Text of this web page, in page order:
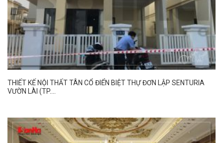
THIẾT KẾ NỘI THẤT TÂN CỔ ĐIỂN BIỆT THỰ ĐƠN LẬP SENTURIA
VƯỜN LÀI (TP....